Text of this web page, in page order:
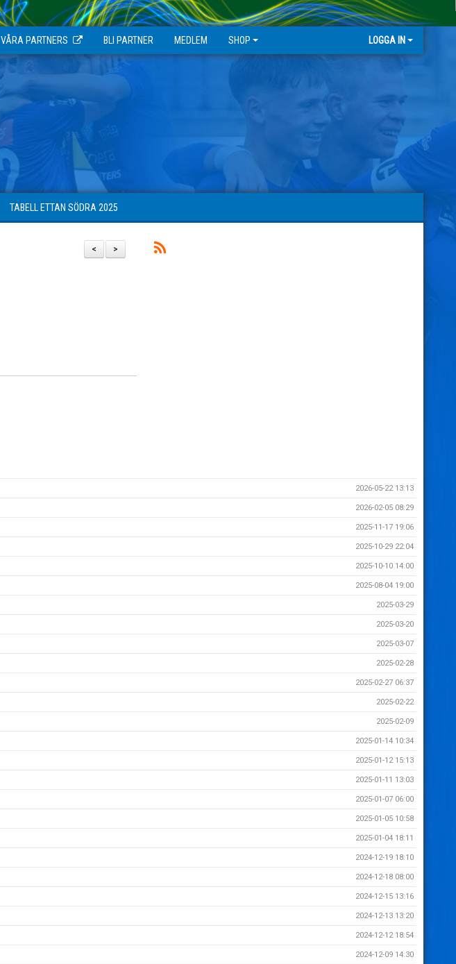
VÅRA PARTNERS BLI PARTNER MEDLEM SHOP LOGGA IN
TABELL ETTAN SÖDRA 2025
>
<
2026-05-22 13:13
2026-02-05 08:29
2025-11-17 19:06
2025-10-29 22:04
2025-10-10 14:00
2025-08-04 19:00
2025-03-29
2025-03-20
2025-03-07
2025-02-28
2025-02-27 06:37
2025-02-22
2025-02-09
2025-01-14 10:34
2025-01-12 15:13
2025-01-11 13:03
2025-01-07 06:00
2025-01-05 10:58
2025-01-04 18:11
2024-12-19 18:10
2024-12-18 08:00
2024-12-15 13:16
2024-12-13 13:20
2024-12-12 18:54
2024-12-09 14:30